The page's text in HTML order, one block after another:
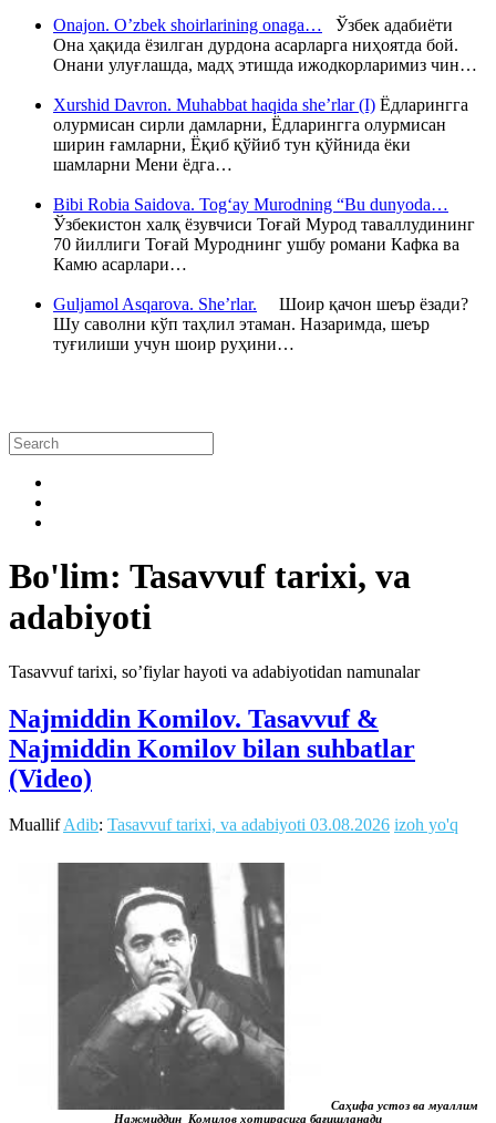
Onajon. O’zbek shoirlarining onaga… Ўзбек адабиёти
Она ҳақида ёзилган дурдона асарларга ниҳоятда бой.
Онани улуғлашда, мадҳ этишда ижодкорларимиз чин…
Xurshid Davron. Muhabbat haqida she’rlar (I) Ёдларингга
олурмисан сирли дамларни, Ёдларингга олурмисан
ширин ғамларни, Ёқиб қўйиб тун қўйнида ёки
шамларни Мени ёдга…
Bibi Robia Saidova. Tog‘ay Murodning “Bu dunyoda…
Ўзбекистон халқ ёзувчиси Тоғай Мурод таваллудининг
70 йиллиги Тоғай Муроднинг ушбу романи Кафка ва
Камю асарлари…
Guljamol Asqarova. She’rlar. Шоир қачон шеър ёзади?
Шу саволни кўп таҳлил этаман. Назаримда, шеър
туғилиши учун шоир руҳини…
Bo'lim: Tasavvuf tarixi, va
adabiyoti
Tasavvuf tarixi, so’fiylar hayoti va adabiyotidan namunalar
Najmiddin Komilov. Tasavvuf &
Najmiddin Komilov bilan suhbatlar
(Video)
MuallifAdib: Tasavvuf tarixi, va adabiyoti 03.08.2026 izoh yo'q
Саҳифа устоз ва муаллим
Нажмиддин Комилов хотирасига бағишланади